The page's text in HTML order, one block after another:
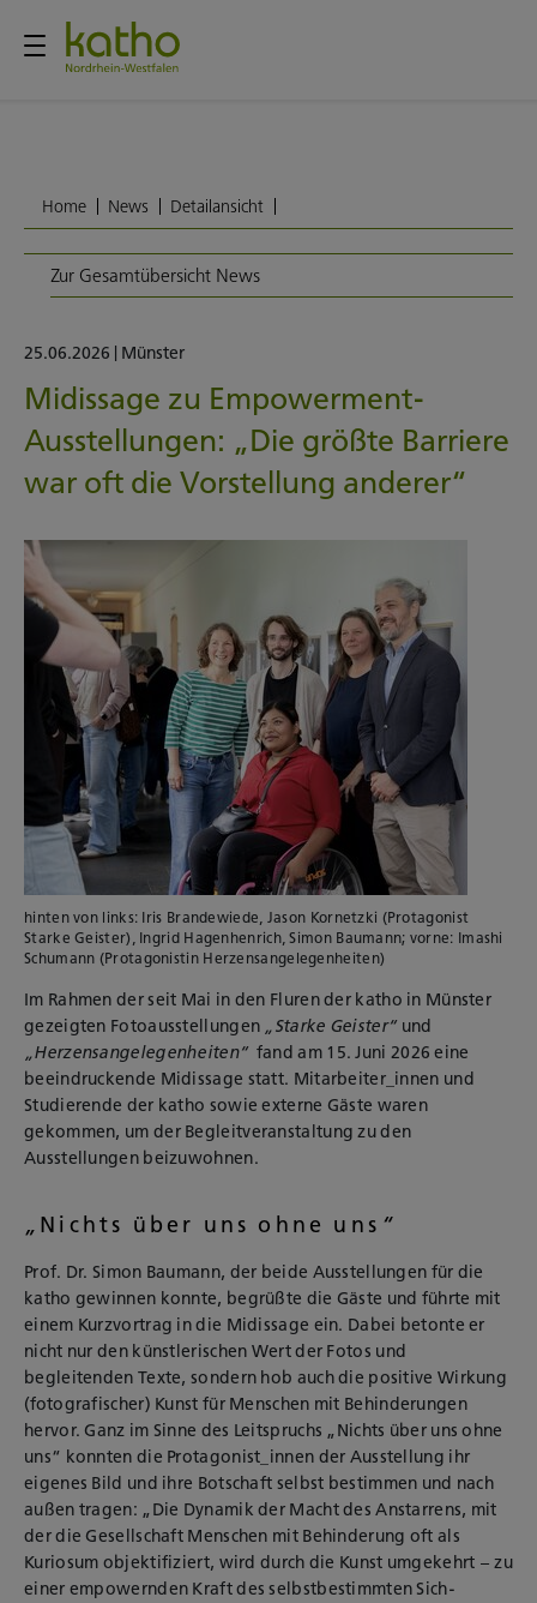
Home News Detailansicht
Zur Gesamtübersicht News
25.06.2026 Münster
Midissage zu Empowerment-
Ausstellungen: „Die größte Barriere
war oft die Vorstellung anderer“
hinten von links: Iris Brandewiede, Jason Kornetzki (Protagonist
Starke Geister), Ingrid Hagenhenrich, Simon Baumann; vorne: Imashi
Schumann (Protagonistin Herzensangelegenheiten)
Im Rahmen der seit Mai in den Fluren der katho in Münster
gezeigten Fotoausstellungen „Starke Geister“ und
„Herzensangelegenheiten“ fand am 15. Juni 2026 eine
beeindruckende Midissage statt. Mitarbeiter_innen und
Studierende der katho sowie externe Gäste waren
gekommen, um der Begleitveranstaltung zu den
Ausstellungen beizuwohnen.
„ Nichts über uns ohne uns “
Prof. Dr. Simon Baumann, der beide Ausstellungen für die
katho gewinnen konnte, begrüßte die Gäste und führte mit
einem Kurzvortrag in die Midissage ein. Dabei betonte er
nicht nur den künstlerischen Wert der Fotos und
begleitenden Texte, sondern hob auch die positive Wirkung
(fotografischer) Kunst für Menschen mit Behinderungen
hervor. Ganz im Sinne des Leitspruchs „Nichts über uns ohne
uns“ konnten die Protagonist_innen der Ausstellung ihr
eigenes Bild und ihre Botschaft selbst bestimmen und nach
außen tragen: „Die Dynamik der Macht des Anstarrens, mit
der die Gesellschaft Menschen mit Behinderung oft als
Kuriosum objektifiziert, wird durch die Kunst umgekehrt – zu
einer empowernden Kraft des selbstbestimmten Sich-